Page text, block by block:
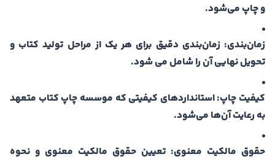
و چاپ می‌شود.
زمان‌بندی: زمان‌بندی دقیق برای هر یک از مراحل تولید کتاب و
تحویل نهایی آن را شامل می شود.
کیفیت چاپ: استانداردهای کیفیتی که موسسه چاپ کتاب متعهد
به رعایت آن‌ها می‌شود.
حقوق مالکیت معنوی: تعیین حقوق مالکیت معنوی و نحوه